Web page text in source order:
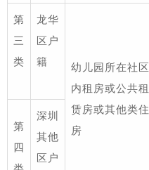
第
三
类
龙华
区户
籍
幼儿园所在社区
内租房或公共租
赁房或其他类住
房
第
四
深圳
其他
区户